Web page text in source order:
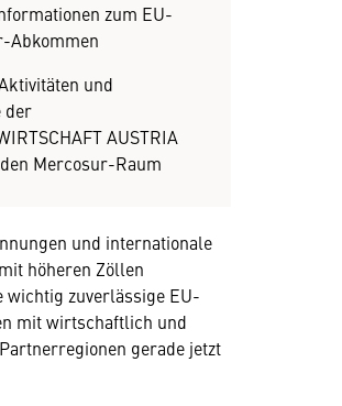
zum EU-
Abkommen
und
der
AUSTRIA
Mercosur-Raum
und internationale
höheren Zöllen
wichtig zuverlässige EU-
mit wirtschaftlich und
gerade jetzt